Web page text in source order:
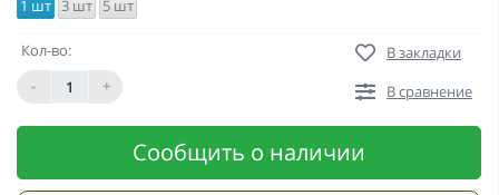
1 шт 3 шт 5 шт
Кол-во:
-
+
В закладки
В сравнение
Сообщить о наличии